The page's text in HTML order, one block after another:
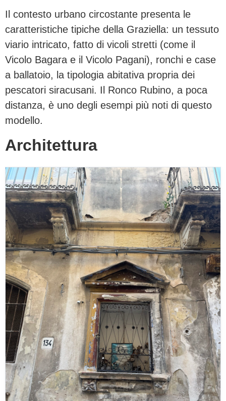
Il contesto urbano circostante presenta le
caratteristiche tipiche della Graziella: un tessuto
viario intricato, fatto di vicoli stretti (come il
Vicolo Bagara e il Vicolo Pagani), ronchi e case
a ballatoio, la tipologia abitativa propria dei
pescatori siracusani. Il Ronco Rubino, a poca
distanza, è uno degli esempi più noti di questo
modello.
Architettura